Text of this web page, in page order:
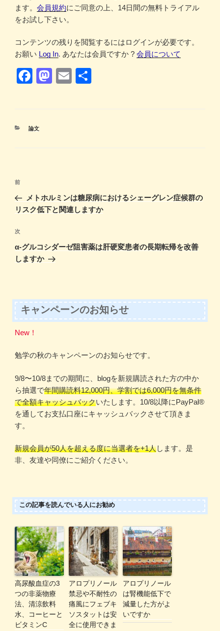
ます。 会員規約にご同意の上、14日間の無料トライアル
をお試し下さい。
コンテンツの残りを閲覧するにはログインが必要です。
お願い Log In. あなたは会員ですか ? 会員について
F
e
M
E
カ
論文
投
ナ
ゲ
ー
シ
前
の
投
前
メトホルミンは糖尿病におけるシェーグレン症候群の
リスク低下と関連しますか
次
の
投
次
α-グルコシダーゼ阻害薬は肝硬変患者の長期転帰を改善
しますか
キャンペーンのお知らせ
New！
勉学の秋のキャンペーンのお知らせです。
9/8〜10/8までの期間に、blogを新規購読された方の中か
ら抽選で年間購読料12,000円、学割では6,000円を無条件
で全額キャッシュバックいたします。10/8以降にPayPal®️
を通してお支払口座にキャッシュバックさせて頂きま
す。
新規会員が50人を超える度に当選者を+1人します。是
非、友達や同僚にご紹介ください。
この記事を読んでいる人にお勧め
高尿酸血症の3
つの非薬物療
法、清涼飲料
水、コーヒーと
ビタミンC
アロプリノール
禁忌や不耐性の
痛風にフェブキ
ソスタットは安
全に使用できま
アロプリノール
は腎機能低下で
減量した方がよ
いですか